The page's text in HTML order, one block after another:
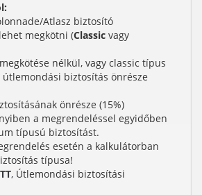
Atlasz biztosító
megkötni (Classic vagy
nélkül, vagy classic típus
útlemondási biztosítás önrésze
önrésze (15%)
a megrendeléssel egyidőben
típusú biztosítást.
esetén a kalkulátorban
típusa!
, Útlemondási biztosítási